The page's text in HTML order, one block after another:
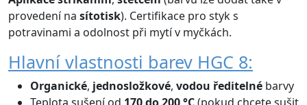
provedení na sítotisk). Certifikace pro styk s
potravinami a odolnost při mytí v myčkách.
Hlavní vlastnosti barev HGC 8:
Organické, jednosložkové, vodou ředitelné barvy